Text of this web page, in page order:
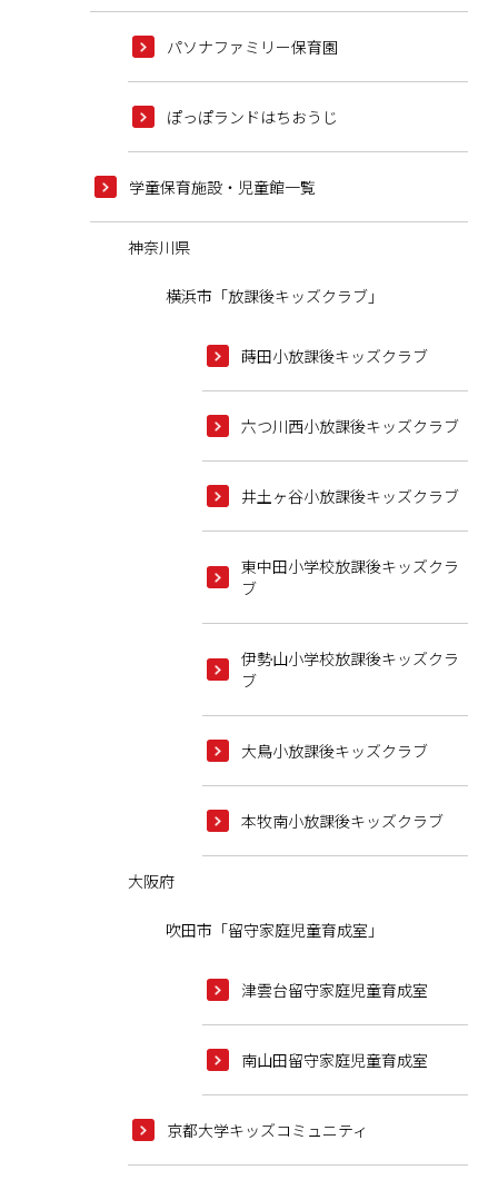
パソナファミリー保育園
ぽっぽランドはちおうじ
学童保育施設・児童館一覧
神奈川県
横浜市「放課後キッズクラブ」
蒔田小放課後キッズクラブ
六つ川西小放課後キッズクラブ
井土ヶ谷小放課後キッズクラブ
東中田小学校放課後キッズクラ
ブ
伊勢山小学校放課後キッズクラ
ブ
大鳥小放課後キッズクラブ
本牧南小放課後キッズクラブ
大阪府
吹田市「留守家庭児童育成室」
津雲台留守家庭児童育成室
南山田留守家庭児童育成室
京都大学キッズコミュニティ